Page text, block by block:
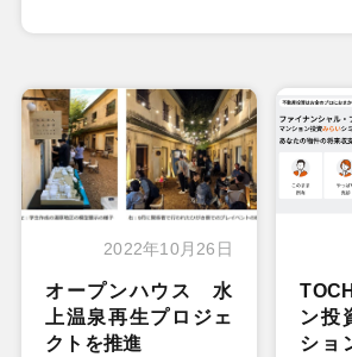
2022年10月26日
オープンハウス 水
上温泉再生プロジェ
クトを推進
ン投
ショ